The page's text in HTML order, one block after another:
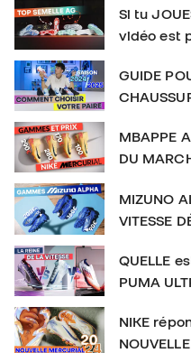
https://
https://www.tiktok.com/
football :
Si tu
vidéo est
GUIDE
MBAPPE
DU
MIZUNO
VITESSE
QUELLE
PUMA
NIKE